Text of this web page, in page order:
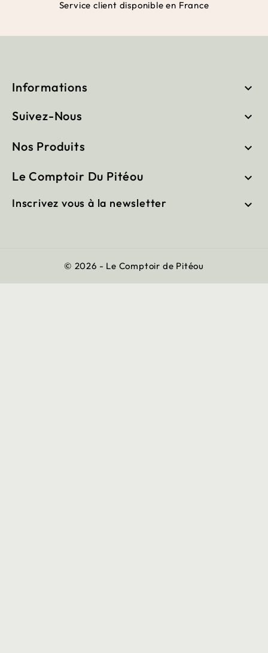
Service client disponible en France
Informations 
Suivez-Nous 
Nos Produits 
Le Comptoir Du Pitéou 
Inscrivez vous à la newsletter 
© 2026 - Le Comptoir de Pitéou